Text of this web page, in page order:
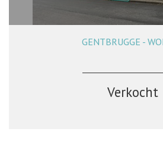
160 m² 3
GENTBRUGGE -
Verkocht